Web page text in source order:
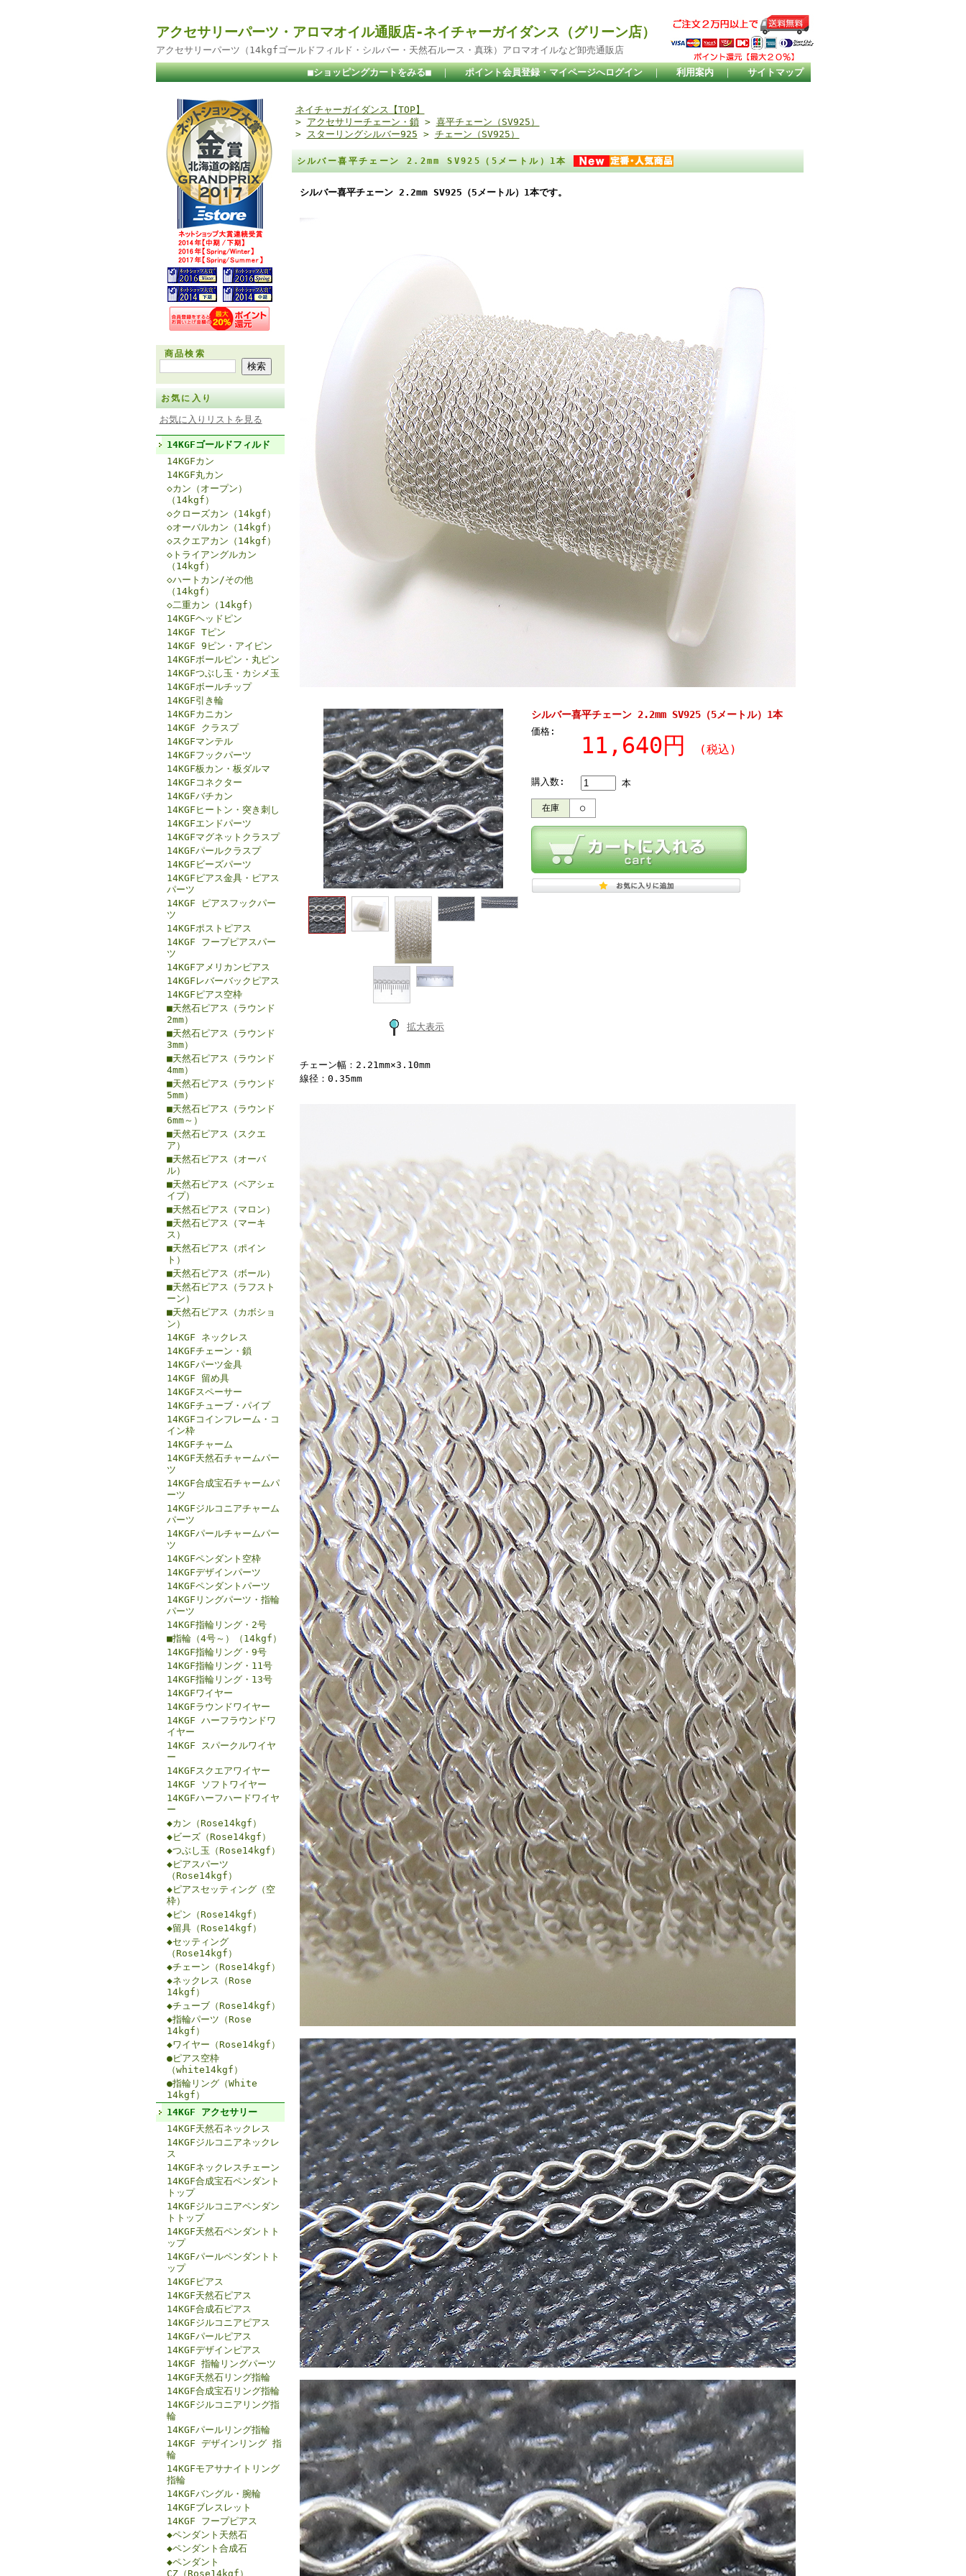
アクセサリーパーツ・アロマオイル通販店-ネイチャーガイダンス（グリーン店）
アクセサリーパーツ（14kgfゴールドフィルド・シルバー・天然石ルース・真珠）アロマオイルなど卸売通販店
■ショッピングカートをみる■ ｜ ポイント会員登録・マイページへログイン ｜ 利用案内 ｜ サイトマップ
商品検索
お気に入り
お気に入りリストを見る
14KGFゴールドフィルド
14KGFカン
14KGF丸カン
◇カン（オープン）
（14kgf）
◇クローズカン（14kgf）
◇オーバルカン（14kgf）
◇スクエアカン（14kgf）
◇トライアングルカン
（14kgf）
◇ハートカン/その他
（14kgf）
◇二重カン（14kgf）
14KGFヘッドピン
14KGF Tピン
14KGF 9ピン・アイピン
14KGFボールピン・丸ピン
14KGFつぶし玉・カシメ玉
14KGFボールチップ
14KGF引き輪
14KGFカニカン
14KGF クラスプ
14KGFマンテル
14KGFフックパーツ
14KGF板カン・板ダルマ
14KGFコネクター
14KGFバチカン
14KGFヒートン・突き刺し
14KGFエンドパーツ
14KGFマグネットクラスプ
14KGFパールクラスプ
14KGFビーズパーツ
14KGFピアス金具・ピアス
パーツ
14KGF ピアスフックパー
ツ
14KGFポストピアス
14KGF フープピアスパー
ツ
14KGFアメリカンピアス
14KGFレバーバックピアス
14KGFピアス空枠
■天然石ピアス（ラウンド
2mm）
■天然石ピアス（ラウンド
3mm）
■天然石ピアス（ラウンド
4mm）
■天然石ピアス（ラウンド
5mm）
■天然石ピアス（ラウンド
6mm～）
■天然石ピアス（スクエ
ア）
■天然石ピアス（オーバ
ル）
■天然石ピアス（ペアシェ
イプ）
■天然石ピアス（マロン）
■天然石ピアス（マーキ
ス）
■天然石ピアス（ポイン
ト）
■天然石ピアス（ボール）
■天然石ピアス（ラフスト
ーン）
■天然石ピアス（カボショ
ン）
14KGF ネックレス
14KGFチェーン・鎖
14KGFパーツ金具
14KGF 留め具
14KGFスペーサー
14KGFチューブ・パイプ
14KGFコインフレーム・コ
イン枠
14KGFチャーム
14KGF天然石チャームパー
ツ
14KGF合成宝石チャームパ
ーツ
14KGFジルコニアチャーム
パーツ
14KGFパールチャームパー
ツ
14KGFペンダント空枠
14KGFデザインパーツ
14KGFペンダントパーツ
14KGFリングパーツ・指輪
パーツ
14KGF指輪リング・2号
■指輪（4号～）（14kgf）
14KGF指輪リング・9号
14KGF指輪リング・11号
14KGF指輪リング・13号
14KGFワイヤー
14KGFラウンドワイヤー
14KGF ハーフラウンドワ
イヤー
14KGF スパークルワイヤ
ー
14KGFスクエアワイヤー
14KGF ソフトワイヤー
14KGFハーフハードワイヤ
ー
◆カン（Rose14kgf）
◆ビーズ（Rose14kgf）
◆つぶし玉（Rose14kgf）
◆ピアスパーツ
（Rose14kgf）
◆ピアスセッティング（空
枠）
◆ピン（Rose14kgf）
◆留具（Rose14kgf）
◆セッティング
（Rose14kgf）
◆チェーン（Rose14kgf）
◆ネックレス（Rose
14kgf）
◆チューブ（Rose14kgf）
◆指輪パーツ（Rose
14kgf）
◆ワイヤー（Rose14kgf）
●ピアス空枠
（white14kgf）
●指輪リング（White
14kgf）
14KGF アクセサリー
14KGF天然石ネックレス
14KGFジルコニアネックレ
ス
14KGFネックレスチェーン
14KGF合成宝石ペンダント
トップ
14KGFジルコニアペンダン
トトップ
14KGF天然石ペンダントト
ップ
14KGFパールペンダントト
ップ
14KGFピアス
14KGF天然石ピアス
14KGF合成石ピアス
14KGFジルコニアピアス
14KGFパールピアス
14KGFデザインピアス
14KGF 指輪リングパーツ
14KGF天然石リング指輪
14KGF合成宝石リング指輪
14KGFジルコニアリング指
輪
14KGFパールリング指輪
14KGF デザインリング 指
輪
14KGFモアサナイトリング
指輪
14KGFバングル・腕輪
14KGFブレスレット
14KGF フープピアス
◆ペンダント天然石
◆ペンダント合成石
◆ペンダント
CZ（Rose14kgf）
ネイチャーガイダンス【TOP】
> アクセサリーチェーン・鎖 > 喜平チェーン（SV925）
> スターリングシルバー925 > チェーン（SV925）
シルバー喜平チェーン 2.2mm SV925（5メートル）1本
シルバー喜平チェーン 2.2mm SV925（5メートル）1本です。
拡大表示
シルバー喜平チェーン 2.2mm SV925（5メートル）1本
価格:
11,640円 (税込)
購入数: 本
在庫 ○
チェーン幅：2.21mm×3.10mm
線径：0.35mm